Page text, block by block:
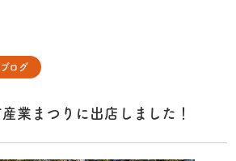
ログ
業まつりに出店しました！